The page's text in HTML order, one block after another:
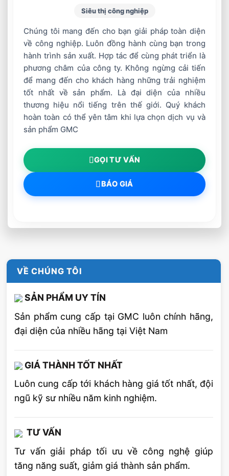
VỀ CHÚNG TÔI
SẢN PHẨM UY TÍN
Sản phẩm cung cấp tại GMC luôn chính hãng,
đại diện của nhiều hãng tại Việt Nam
GIÁ THÀNH TỐT NHẤT
Luôn cung cấp tới khách hàng giá tốt nhất, đội
ngũ kỹ sư nhiều năm kinh nghiệm.
TƯ VẤN
Tư vấn giải pháp tối ưu về công nghệ giúp
tăng năng suất, giảm giá thành sản phẩm.
Thêm phương pháp nào sẽ hữu hiệu hơn?
Là kết hợp với việc sử dụng nước làm mát
xuyên tâm.!
Siêu thị công nghiệp
Chúng tôi mang đến cho bạn giải pháp toàn diện
về công nghiệp. Luôn đồng hành cùng bạn trong
hành trình sản xuất. Hợp tác để cùng phát triển là
phương châm của công ty. Không ngừng cải tiến
để mang đến cho khách hàng những trải nghiệm
tốt nhất về sản phẩm. Là đại diện của nhiều
thương hiệu nổi tiếng trên thế giới. Quý khách
hoàn toàn có thể yên tâm khi lựa chọn dịch vụ và
sản phẩm GMC
GỌI TƯ VẤN
BÁO GIÁ